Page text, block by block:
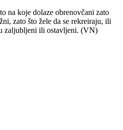
na koje dolaze obrenovčani zato
zato što žele da se rekreiraju, ili
zaljubljeni ili ostavljeni. (VN)